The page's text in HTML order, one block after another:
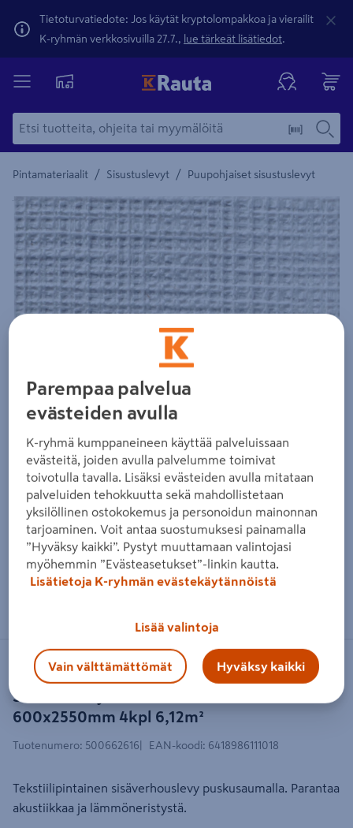
Tietoturvatiedote: Jos käytät kryptolompakkoa ja vierailit
K-ryhmän verkkosivuilla 27.7., lue tärkeät lisätiedot.
Pintamateriaalit / Sisustuslevyt / Puupohjaiset sisustuslevyt
Yksityiskohtainen kuvaus löytyy Tuotteen kuvaus -
Zoomaa kuvaa sormilla kosketusnäytöllä
Sisustuslevy Halltex Jäkälä
600x2550mm 4kpl 6,12m²
HALLTEX
Tuotenumero: 500662616 EAN-koodi: 6418986111018
Tekstiilipintainen sisäverhouslevy puskusaumalla. Parantaa
akustiikkaa ja lämmöneristystä.
Parempaa palvelua
evästeiden avulla
K-ryhmä kumppaneineen käyttää palveluissaan
evästeitä, joiden avulla palvelumme toimivat
toivotulla tavalla. Lisäksi evästeiden avulla mitataan
palveluiden tehokkuutta sekä mahdollistetaan
yksilöllinen ostokokemus ja personoidun mainonnan
tarjoaminen. Voit antaa suostumuksesi painamalla
”Hyväksy kaikki”. Pystyt muuttamaan valintojasi
myöhemmin ”Evästeasetukset”-linkin kautta.
Lisätietoja K-ryhmän evästekäytännöistä
Lisää valintoja
Vain välttämättömät Hyväksy kaikki